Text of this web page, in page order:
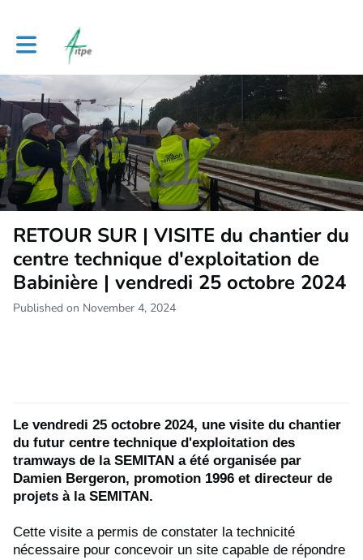
Toggle main navigation
RETOUR SUR | VISITE du chantier du
centre technique d'exploitation de
Babinière | vendredi 25 octobre 2024
Published on November 4, 2024
Le vendredi 25 octobre 2024, une visite du chantier
du futur centre technique d'exploitation des
tramways de la SEMITAN a été organisée par
Damien Bergeron, promotion 1996 et directeur de
projets à la SEMITAN.
Cette visite a permis de constater la technicité
nécessaire pour concevoir un site capable de répondre